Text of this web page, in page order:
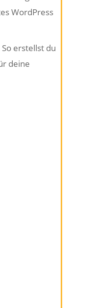
WordPress
So erstellst du
deine